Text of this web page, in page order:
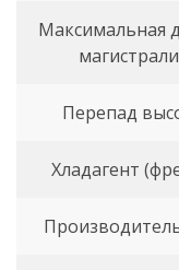
Максимальная
магистрали
Перепад
Хладагент